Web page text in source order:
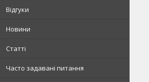
Відгуки
Новини
Статті
Часто задавані питання